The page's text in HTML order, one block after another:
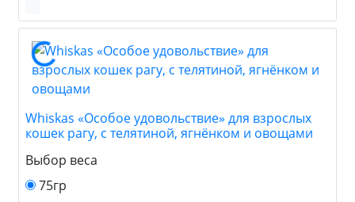
Whiskas «Особое удовольствие» для взрослых
кошек рагу, с телятиной, ягнёнком и овощами
Выбор веса
75гр